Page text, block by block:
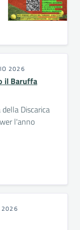
2026
il Baruffa
Discarica
l'anno
2026